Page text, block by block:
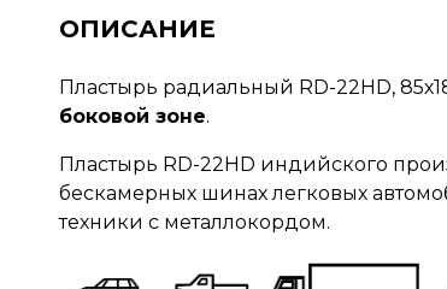
ОПИСАНИЕ
Пластырь радиальный RD-22HD,
боковой зоне.
Пластырь RD-22HD индийского
бескамерных шинах легковых
техники с металлокордом.